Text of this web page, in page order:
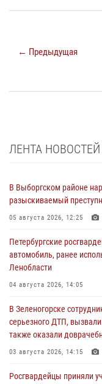
← Предыдущая
ЛЕНТА НОВОСТЕЙ
В Выборгском районе
разыскиваемый
05 августа 2026, 12:25
Петербургские
автомобиль, ранее
Ленобласти
04 августа 2026, 14:05
В Зеленогорске
серьезного ДТП,
также оказали
03 августа 2026, 14:15
Росгвардейцы приняли